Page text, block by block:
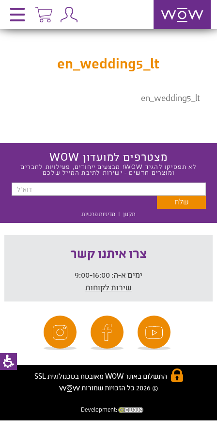
en_wedding5_lt
en_wedding5_lt
מצטרפים למועדון WOW
לא תפסיקו להגיד WOW! מבצעים ייחודים, פעילויות לחברים
ומוצרים חדשים - ישירות לתיבת המייל שלכם
תקנון | מדיניות פרטיות
צרו איתנו קשר
ימים א-ה:
שירות לקוחות
התשלום באתר WOW מאובטח בטכנולוגית SSL
© 2026 כל הזכויות שמורות
Development: